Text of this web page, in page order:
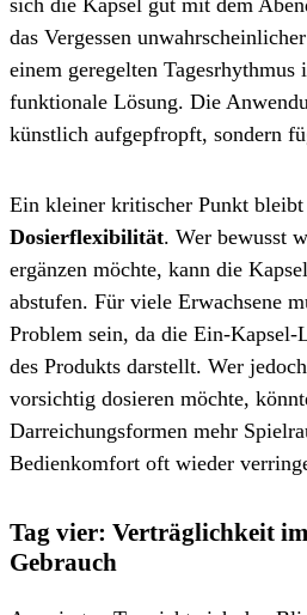
das Vergessen
einem geregelten Tagesrhythmus
funktionale Lösung. Die
künstlich aufgepfropft, sondern
Ein kleiner kritischer Punkt
Dosierflexibilität. Wer bewusst
ergänzen möchte, kann die
abstufen. Für viele Erwachsene
Problem sein, da die Ein-Kapsel-
des Produkts darstellt. Wer
vorsichtig dosieren möchte,
Darreichungsformen mehr
Bedienkomfort oft wieder
Tag vier: Verträglichkeit
Gebrauch